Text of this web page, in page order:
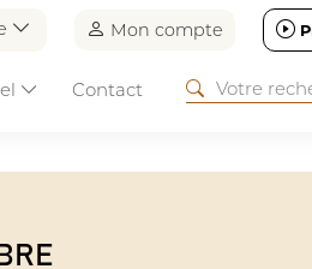
Mon compte
Contact